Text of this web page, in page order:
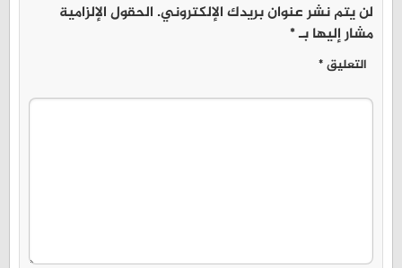
لن يتم نشر عنوان بريدك الإلكتروني. الحقول الإلزامية
مشار إليها بـ*
التعليق*